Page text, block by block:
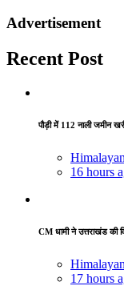
Advertisement
Recent Post
पौड़ी में 112 नाली जमीन
16 hours
CM धामी ने उत्तराखंड की
17 hours